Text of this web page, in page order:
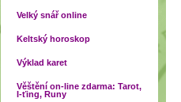
Velký snář online
Keltský horoskop
Výklad karet
Věštění on-line zdarma: Tarot,
I-ťing, Runy